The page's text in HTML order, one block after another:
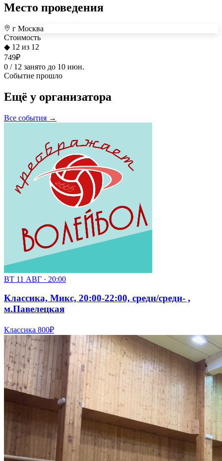
Место проведения
+
–
г Москва
Стоимость
◆ 12 из 12
749₽
0 / 12 занято до 10 июн.
Событие прошло
Ещё у организатора
Все события →
ВТ 11 АВГ · 20:00
Классика, Микс, 20:00-22:00, средн/средн- ,
м.Павелецкая
Классика 800₽